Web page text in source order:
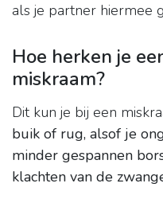
als je partner hiermee
Hoe herken je
miskraam?
Dit kun je bij een
buik of rug, alsof je
minder gespannen
klachten van de